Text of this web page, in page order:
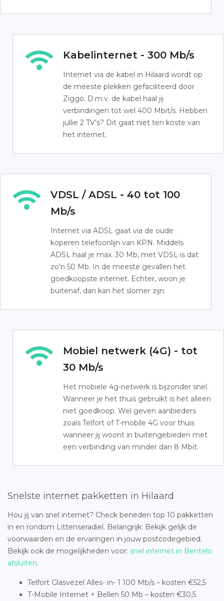
Kabelinternet - 300 Mb/s
Internet via de kabel in Hilaard wordt op
de meeste plekken gefaciliteerd door
Ziggo. D.m.v. de kabel haal jij
verbindingen tot wel 400 Mbit/s. Hebben
jullie 2 TV’s? Dit gaat niet ten koste van
het internet.
VDSL / ADSL - 40 tot 100
Mb/s
Internet via ADSL gaat via de oude
koperen telefoonlijn van KPN. Middels
ADSL haal je max. 30 Mb, met VDSL is dat
zo’n 50 Mb. In de meeste gevallen het
goedkoopste internet. Echter, woon je
buitenaf, dan kan het slomer zijn.
Mobiel netwerk (4G) - tot
30 Mb/s
Het mobiele 4g-netwerk is bijzonder snel.
Wanneer je het thuis gebruikt is het alleen
niet goedkoop. Wel geven aanbieders
zoals Telfort of T-mobile 4G voor thuis
wanneer jij woont in buitengebieden met
een verbinding van minder dan 8 Mbit.
Snelste internet pakketten in Hilaard
Hou jij van snel internet? Check beneden top 10 pakketten
in en rondom Littenseradiel. Belangrijk: Bekijk gelijk de
voorwaarden en de ervaringen in jouw postcodegebied.
Bekijk ook de mogelijkheden voor: snel internet in Bentelo
afsluiten.
Telfort Glasvezel Alles- in- 1 100 Mb/s – kosten €52,5
T-Mobile Internet + Bellen 50 Mb – kosten €30,5